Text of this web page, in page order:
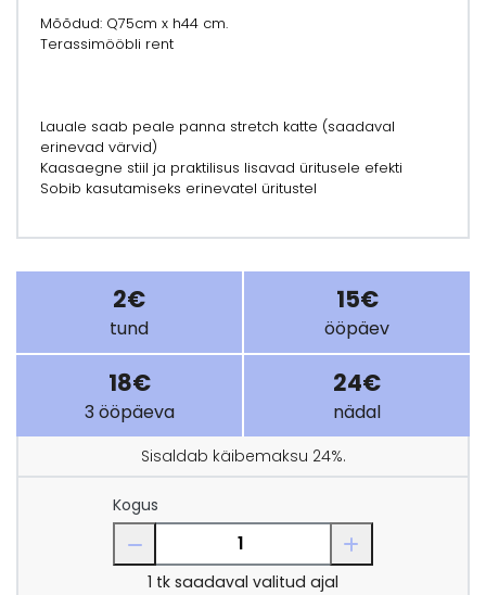
Mõõdud: Q75cm x h44 cm.
Terassimööbli rent
Lauale saab peale panna stretch katte (saadaval
erinevad värvid)
Kaasaegne stiil ja praktilisus lisavad üritusele efekti
Sobib kasutamiseks erinevatel üritustel
2€
tund
15€
ööpäev
18€
3 ööpäeva
24€
nädal
Sisaldab käibemaksu 24%.
Kogus
1 tk saadaval valitud ajal